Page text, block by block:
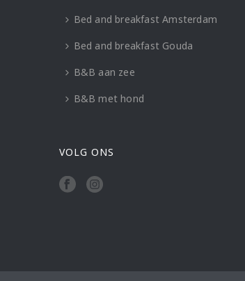
Bed and breakfast Amsterdam
Bed and breakfast Gouda
B&B aan zee
B&B met hond
VOLG ONS